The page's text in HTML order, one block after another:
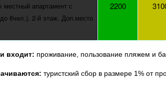
местный апартамент с
6чел.). 2-й этаж. Доп.место
2200
входит: проживание, пользование пляжем и
туристский сбор в размере 1% от